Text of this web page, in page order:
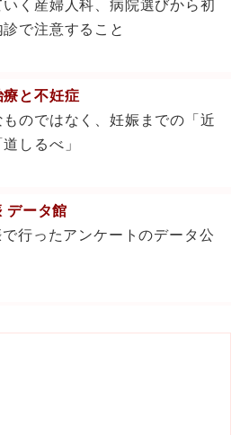
く産婦人科、病院選びから初
で注意すること
と不妊症
のではなく、妊娠までの「近
しるべ」
データ館
行ったアンケートのデータ公